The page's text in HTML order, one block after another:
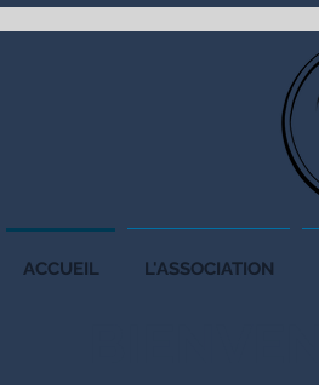
ACCUEIL L'ASSOCIATION